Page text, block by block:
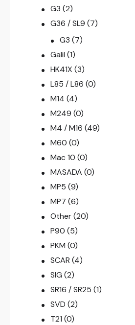
G3 (2)
G36 / SL9 (7)
G3 (7)
Galil (1)
HK41X (3)
L85 / L86 (0)
M14 (4)
M249 (0)
M4 / M16 (49)
M60 (0)
Mac 10 (0)
MASADA (0)
MP5 (9)
MP7 (6)
Other (20)
P90 (5)
PKM (0)
SCAR (4)
SIG (2)
SR16 / SR25 (1)
SVD (2)
T21 (0)